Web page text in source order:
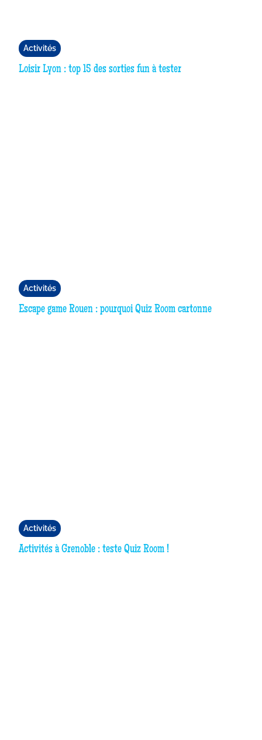
Activités
Loisir Lyon : top 15 des sorties fun à tester
Activités
Escape game Rouen : pourquoi Quiz Room cartonne
Activités
Activités à Grenoble : teste Quiz Room !